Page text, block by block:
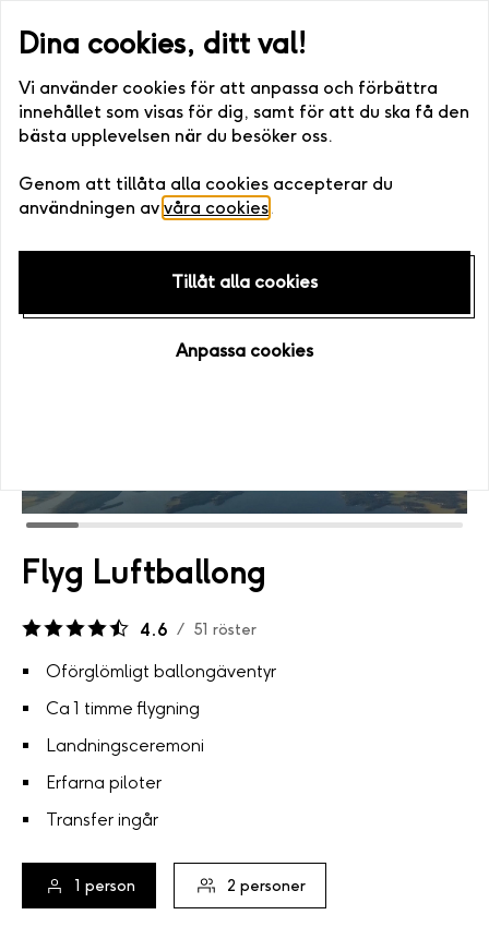
Dina cookies, ditt val!
Vi använder cookies för att anpassa och förbättra
innehållet som visas för dig, samt för att du ska få den
bästa upplevelsen när du besöker oss.
Genom att tillåta alla cookies accepterar du
användningen av våra cookies.
Tillåt alla cookies
Anpassa cookies
Play
Flyg Luftballong
4.6 / 51 röster
Oförglömligt ballongäventyr
Ca 1 timme flygning
Landningsceremoni
Erfarna piloter
Transfer ingår
1 person 2 personer